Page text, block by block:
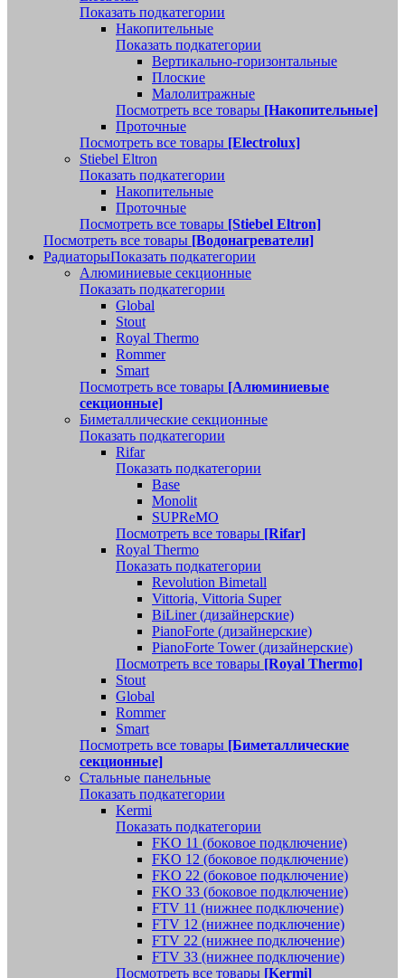
Показать подкатегории
Накопительные
Показать подкатегории
Вертикально-горизонтальные
Плоские
Малолитражные
Посмотреть все товары [Накопительные]
Проточные
Посмотреть все товары [Electrolux]
Stiebel Eltron
Показать подкатегории
Накопительные
Проточные
Посмотреть все товары [Stiebel Eltron]
Посмотреть все товары [Водонагреватели]
РадиаторыПоказать подкатегории
Алюминиевые секционные
Показать подкатегории
Global
Stout
Royal Thermo
Rommer
Smart
Посмотреть все товары [Алюминиевые
секционные]
Биметаллические секционные
Показать подкатегории
Rifar
Показать подкатегории
Base
Monolit
SUPReMO
Посмотреть все товары [Rifar]
Royal Thermo
Показать подкатегории
Revolution Bimetall
Vittoria, Vittoria Super
BiLiner (дизайнерские)
PianoForte (дизайнерские)
PianoForte Tower (дизайнерские)
Посмотреть все товары [Royal Thermo]
Stout
Global
Rommer
Smart
Посмотреть все товары [Биметаллические
секционные]
Стальные панельные
Показать подкатегории
Kermi
Показать подкатегории
FKO 11 (боковое подключение)
FKO 12 (боковое подключение)
FKO 22 (боковое подключение)
FKO 33 (боковое подключение)
FTV 11 (нижнее подключение)
FTV 12 (нижнее подключение)
FTV 22 (нижнее подключение)
FTV 33 (нижнее подключение)
Посмотреть все товары [Kermi]